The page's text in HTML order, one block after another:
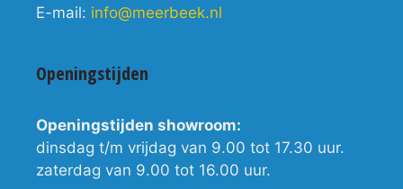
E-mail: info@meerbeek.nl
Openingstijden
Openingstijden showroom:
dinsdag t/m vrijdag van 9.00 tot 17.30 uur.
zaterdag van 9.00 tot 16.00 uur.